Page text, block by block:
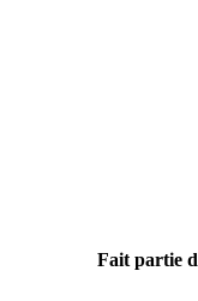
Fait partie